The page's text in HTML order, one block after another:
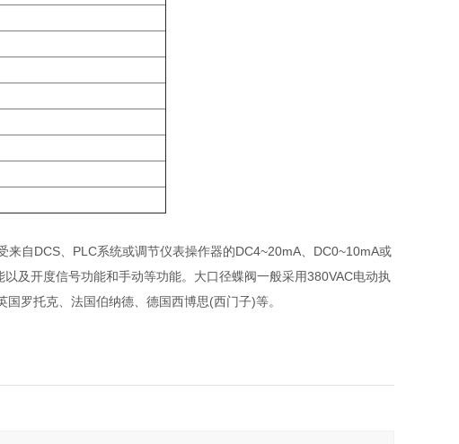
自DCS、PLC系统或调节仪表操作器的DC4~20mA、DC0~10mA或
及开度信号功能和手动等功能。大口径蝶阀一般采用380VAC电动执
罗托克、法国伯纳德、德国西博思(西门子)等。